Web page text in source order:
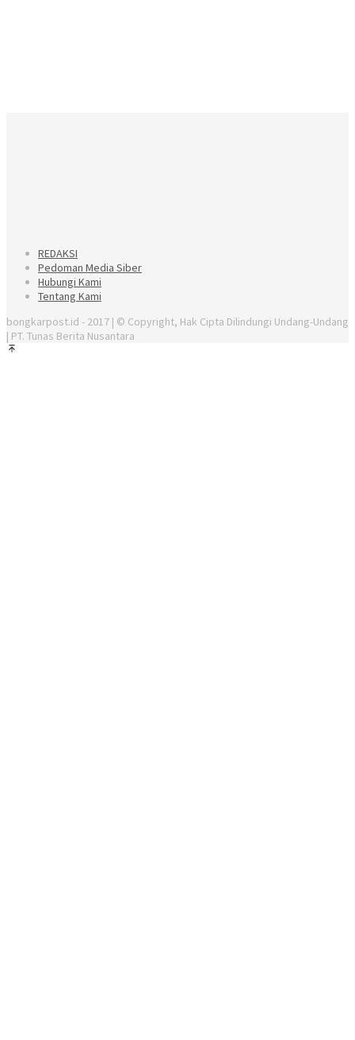
REDAKSI
Pedoman Media Siber
Hubungi Kami
Tentang Kami
bongkarpost.id - 2017 | © Copyright, Hak Cipta Dilindungi Undang-Undang
| PT. Tunas Berita Nusantara